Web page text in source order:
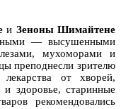
и Зеноны Шимайтене
— высушенными
мухоморами и
преподнесли зрителю
от хворей,
и здоровье, старинные
рекомендовались